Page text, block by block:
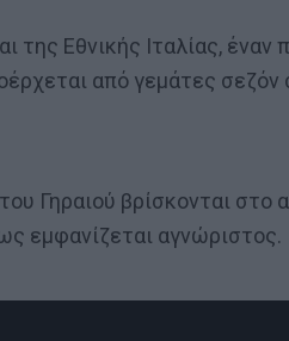
της Εθνικής Ιταλίας,
από γεμάτες
Γηραιού βρίσκονται στο
εμφανίζεται αγνώριστος.